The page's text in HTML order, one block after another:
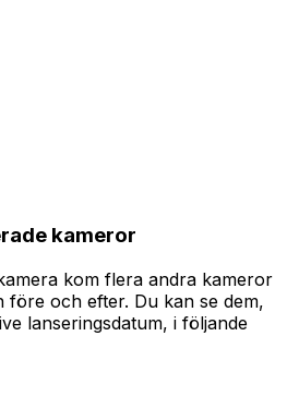
kameror
kom flera andra kameror
före och efter. Du kan se dem,
lanseringsdatum, i följande